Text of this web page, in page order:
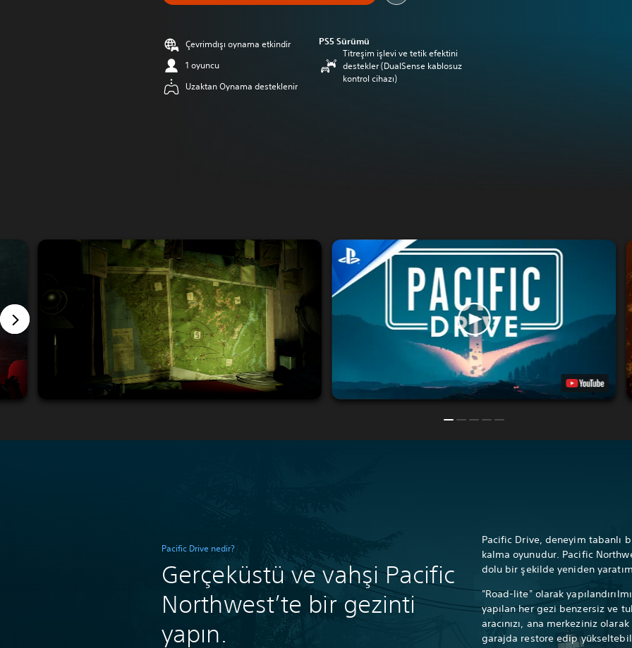
Çevrimdışı oynama etkindir
1 oyuncu
Uzaktan Oynama desteklenir
PS5 Sürümü
Titreşim işlevi ve tetik efektini
destekler (DualSense kablosuz
kontrol cihazı)
Pacific Drive nedir?
Gerçeküstü ve vahşi Pacific
Northwest’te bir gezinti
yapın.
Pacific Drive, deneyim tabanlı
kalma oyunudur. Pacific
dolu bir şekilde yeniden
"Road-lite" olarak
yapılan her gezi benzersiz ve
aracınızı, ana merkeziniz
garajda restore edip